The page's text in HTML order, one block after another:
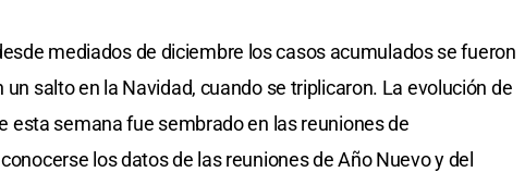
mediados de diciembre los casos acumulados se fueron
salto en la Navidad, cuando se triplicaron. La evolución de
esta semana fue sembrado en las reuniones de
los datos de las reuniones de Año Nuevo y del